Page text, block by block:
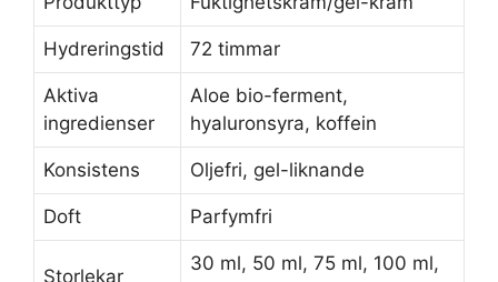
Hydreringstid 72 timmar
Aktiva
ingredienser
Aloe bio-ferment,
hyaluronsyra, koffein
Konsistens Oljefri, gel-liknande
Doft Parfymfri
Storlekar
30 ml, 50 ml, 75 ml, 100 ml,